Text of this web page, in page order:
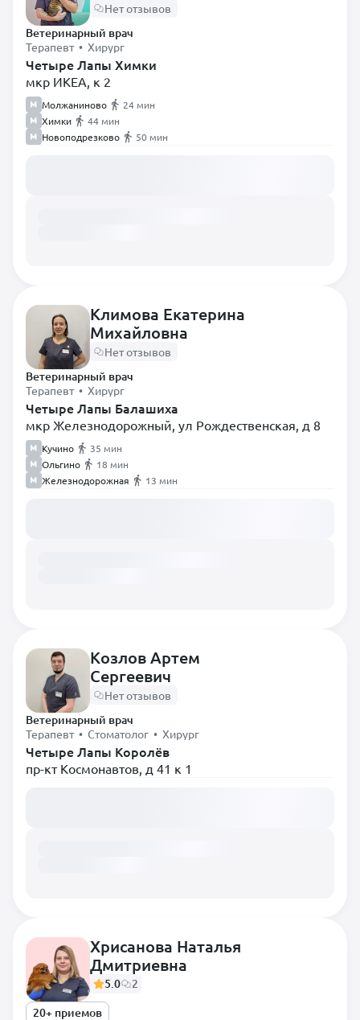
Кардиолог
Невролог
Нефролог
Онколог
Орнитолог
Ортопед
Стоматолог
Терапевт
Травматолог
Уролог
Хирург
Хирург-эндоскопист
Экзотолог
Эндокринолог
Нет отзывов
Ветеринарный врач
Терапевт • Хирург
Четыре Лапы Химки
мкр ИКЕА, к 2
Молжаниново
24 мин
Химки
44 мин
Новоподрезково
50 мин
Климова Екатерина
Михайловна
Нет отзывов
Ветеринарный врач
Терапевт • Хирург
Четыре Лапы Балашиха
мкр Железнодорожный, ул Рождественская, д 8
Кучино
35 мин
Ольгино
18 мин
Железнодорожная
13 мин
Козлов Артем
Сергеевич
Нет отзывов
Ветеринарный врач
Терапевт • Стоматолог • Хирург
Четыре Лапы Королёв
пр-кт Космонавтов, д 41 к 1
Хрисанова Наталья
Дмитриевна
5.0
2
20+ приемов